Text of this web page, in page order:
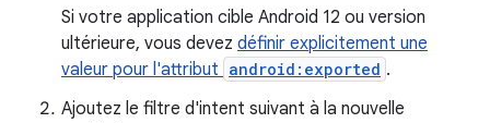
Si votre application cible Android 12 ou version
ultérieure, vous devez définir explicitement une
valeur pour l'attribut android:exported .
Ajoutez le filtre d'intent suivant à la nouvelle